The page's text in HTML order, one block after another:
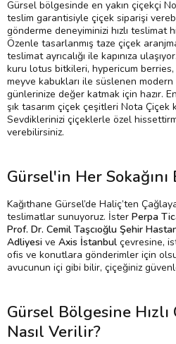
Gürsel bölgesinde en yakın çiçekçi
teslim garantisiyle çiçek siparişi
gönderme deneyiminizi hızlı teslimat
Özenle tasarlanmış taze çiçek
teslimat ayrıcalığı ile kapınıza
kuru lotus bitkileri, hypericum
meyve kabukları ile süslenen modern
günlerinize değer katmak için hazır.
şık tasarım çiçek çeşitleri Nota
Sevdiklerinizi çiçeklerle özel
verebilirsiniz.
Gürsel'in Her
Kağıthane Gürsel’de Haliç’ten
teslimatlar sunuyoruz. İster Perpa
Prof. Dr. Cemil Taşcıoğlu Şehir
Adliyesi ve Axis İstanbul çevresine,
ofis ve konutlara gönderimler için
avucunun içi gibi bilir, çiçeğiniz
Gürsel Bölgesine
Nasıl Verilir?